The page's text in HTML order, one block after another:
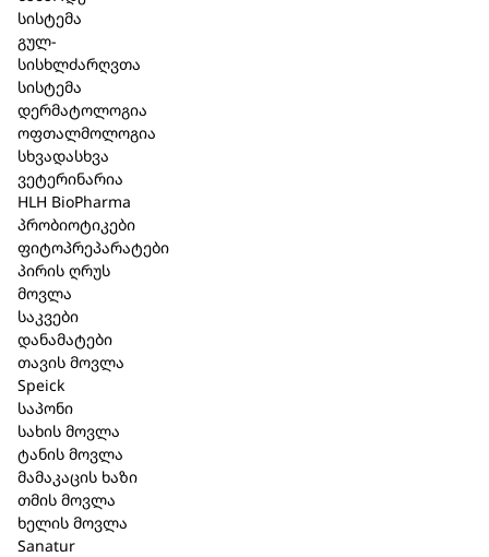
სისტემა
გულ-
სისხლძარღვთა
სისტემა
დერმატოლოგია
ოფთალმოლოგია
სხვადასხვა
ვეტერინარია
HLH BioPharma
პრობიოტიკები
ფიტოპრეპარატები
პირის ღრუს
მოვლა
საკვები
დანამატები
თავის მოვლა
Speick
საპონი
სახის მოვლა
ტანის მოვლა
მამაკაცის ხაზი
თმის მოვლა
ხელის მოვლა
Sanatur
ალგირა ზღვა
წყალმცენარეების
შემცველი ღრმად
გამწმენდი
ნაკრები 180 გ.
44,70 ₾